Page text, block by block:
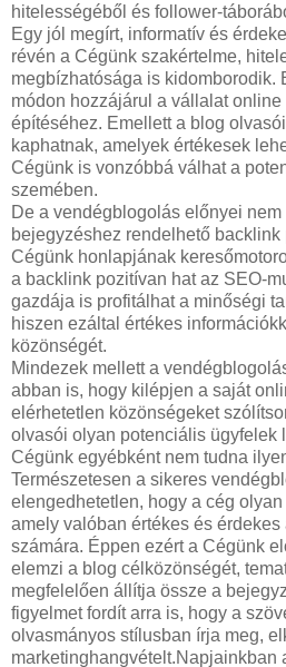
hitelességéből és follower-
Egy jól megírt, informatív és
révén a Cégünk szakértelme,
megbízhatósága is kidomborodik.
módon hozzájárul a vállalat
építéséhez. Emellett a blog
kaphatnak, amelyek értékesek
Cégünk is vonzóbbá válhat a
szemében.
De a vendégblogolás előnyei
bejegyzéshez rendelhető
Cégünk honlapjának
a backlink pozitívan hat az SEO-
gazdája is profitálhat a minőségi
hiszen ezáltal értékes
közönségét.
Mindezek mellett a
abban is, hogy kilépjen a saját
elérhetetlen közönségeket
olvasói olyan potenciális ügyfelek
Cégünk egyébként nem tudna
Természetesen a sikeres
elengedhetetlen, hogy a cég
amely valóban értékes és
számára. Éppen ezért a Cégünk
elemzi a blog célközönségét,
megfelelően állítja össze a
figyelmet fordít arra is, hogy a
olvasmányos stílusban írja meg,
marketinghangvételt.Napjainkban